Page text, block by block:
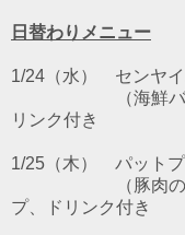
日替わりメニュー
1/24（水） センヤイ
（海鮮バジル焼
リンク付き
1/25（木） パットプ
（豚肉のレッド
プ、ドリンク付き